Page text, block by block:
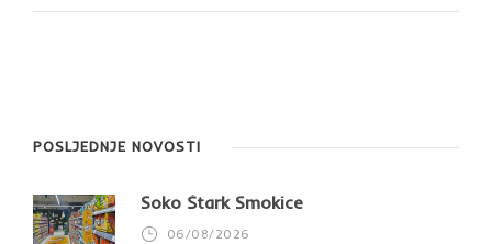
POSLJEDNJE NOVOSTI
Soko Štark Smokice
06/08/2026